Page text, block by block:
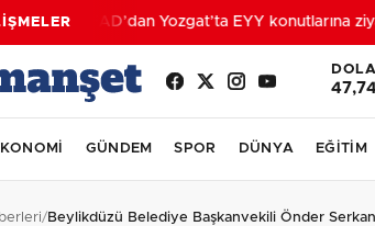
AFAD’dan Yozgat’ta EYY konutlarına
GÜNDEM SPOR DÜNYA EĞİTİM
/Beylikdüzü Belediye Başkanvekili Önder